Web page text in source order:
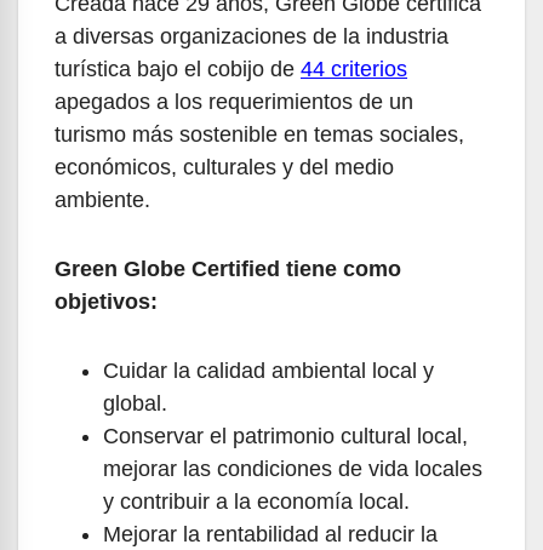
a diversas organizaciones de la industria
turística bajo el cobijo de 44 criterios
apegados a los requerimientos de un
turismo más sostenible en temas sociales,
económicos, culturales y del medio
ambiente.
Green Globe Certified tiene como
objetivos:
Cuidar la calidad ambiental local y
global.
Conservar el patrimonio cultural local,
mejorar las condiciones de vida locales
y contribuir a la economía local.
Mejorar la rentabilidad al reducir la